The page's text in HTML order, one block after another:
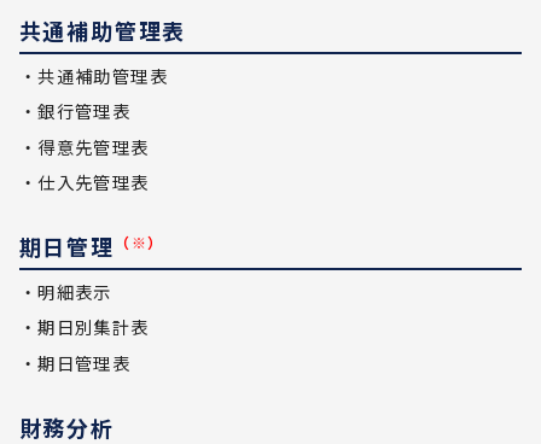
共通補助管理表
・共通補助管理表
・銀行管理表
・得意先管理表
・仕入先管理表
期日管理 （※）
・明細表示
・期日別集計表
・期日管理表
財務分析